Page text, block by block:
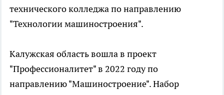
технического колледжа по направлению
"Технологии машиностроения".
Калужская область вошла в проект
"Профессионалитет" в 2022 году по
направлению "Машиностроение". Набор